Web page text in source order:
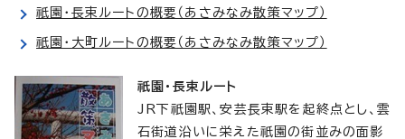
祇園・長束ルートの概要（あさみなみ散策マップ）
祇園・大町ルートの概要（あさみなみ散策マップ）
祇園・長束ルート
JR下祇園駅、安芸長束駅を起終点とし、雲
石街道沿いに栄えた祇園の街並みの面影